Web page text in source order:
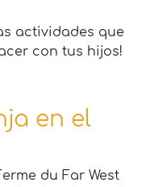
actividades que
con tus hijos!
en el
du Far West